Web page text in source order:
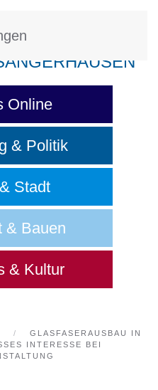
Online
& Politik
Stadt
& Bauen
& Kultur
GLASFASERAUSBAU IN
INTERESSE BEI B